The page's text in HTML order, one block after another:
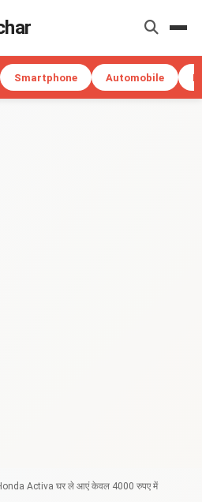
Smartphone Automobile
Honda Activa घर ले आएं केवल 4000 रुपए में